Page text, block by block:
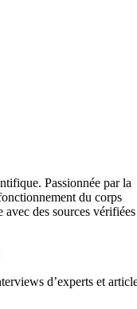
Passionnée par la
du corps
des sources vérifiées
d’experts et